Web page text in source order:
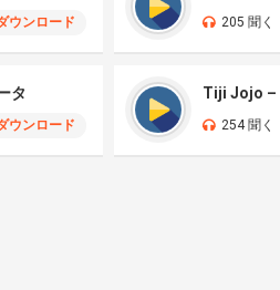
ウンロード 205 聞く
タ
ウンロード
Tiji Jojo –
254 聞く